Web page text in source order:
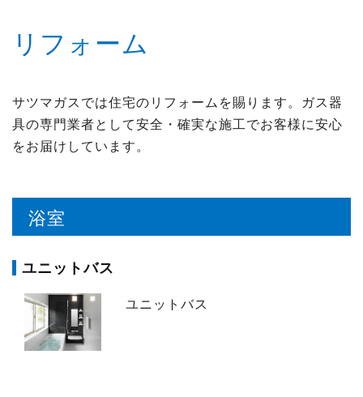
リフォーム
サツマガスでは住宅のリフォームを賜ります。ガス器
具の専門業者として安全・確実な施工でお客様に安心
をお届けしています。
浴室
ユニットバス
ユニットバス